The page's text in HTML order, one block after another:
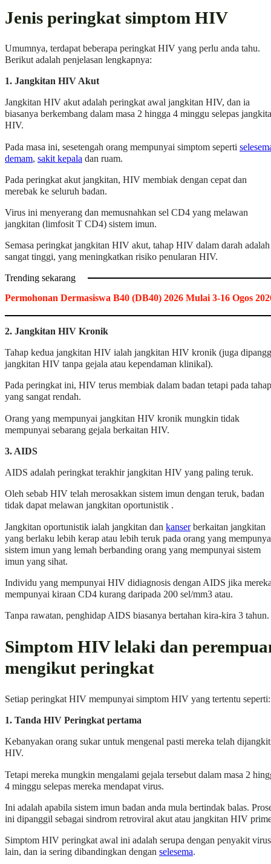
Jenis peringkat simptom HIV
Umumnya, terdapat beberapa peringkat HIV yang perlu anda tahu.
Berikut adalah penjelasan lengkapnya:
1. Jangkitan HIV Akut
Jangkitan HIV akut adalah peringkat awal jangkitan HIV, dan ia
biasanya berkembang dalam masa 2 hingga 4 minggu selepas
HIV.
Pada masa ini, sesetengah orang mempunyai simptom seperti
demam, sakit kepala dan ruam.
Pada peringkat akut jangkitan, HIV membiak dengan cepat dan
merebak ke seluruh badan.
Virus ini menyerang dan memusnahkan sel CD4 yang melawan
jangkitan (limfosit T CD4) sistem imun.
Semasa peringkat jangkitan HIV akut, tahap HIV dalam darah adalah
sangat tinggi, yang meningkatkan risiko penularan HIV.
Trending sekarang
Permohonan Dermasiswa B40 (DB40) 2026 Mulai 3-16 Ogos
2. Jangkitan HIV Kronik
Tahap kedua jangkitan HIV ialah jangkitan HIV kronik (juga
jangkitan HIV tanpa gejala atau kependaman klinikal).
Pada peringkat ini, HIV terus membiak dalam badan tetapi pada tahap
yang sangat rendah.
Orang yang mempunyai jangkitan HIV kronik mungkin tidak
mempunyai sebarang gejala berkaitan HIV.
3. AIDS
AIDS adalah peringkat terakhir jangkitan HIV yang paling teruk.
Oleh sebab HIV telah merosakkan sistem imun dengan teruk, badan
tidak dapat melawan jangkitan oportunistik .
Jangkitan oportunistik ialah jangkitan dan kanserberkaitan jangkitan
yang berlaku lebih kerap atau lebih teruk pada orang yang
sistem imun yang lemah berbanding orang yang mempunyai sistem
imun yang sihat.
Individu yang mempunyai HIV didiagnosis dengan AIDS jika
mempunyai kiraan CD4 kurang daripada 200 sel/mm3 atau.
Tanpa rawatan, penghidap AIDS biasanya bertahan kira-kira 3 tahun.
Simptom HIV lelaki dan
mengikut peringkat
Setiap peringkat HIV mempunyai simptom HIV yang tertentu seperti:
1. Tanda HIV Peringkat pertama
Kebanyakan orang sukar untuk mengenal pasti mereka telah
HIV.
Tetapi mereka mungkin mengalami gejala tersebut dalam masa 2
4 minggu selepas mereka mendapat virus.
Ini adalah apabila sistem imun badan anda mula bertindak balas.
ini dipanggil sebagai sindrom retroviral akut atau jangkitan HIV
Simptom HIV peringkat awal ini adalah serupa dengan penyakit virus
lain, dan ia sering dibandingkan dengan selesema.